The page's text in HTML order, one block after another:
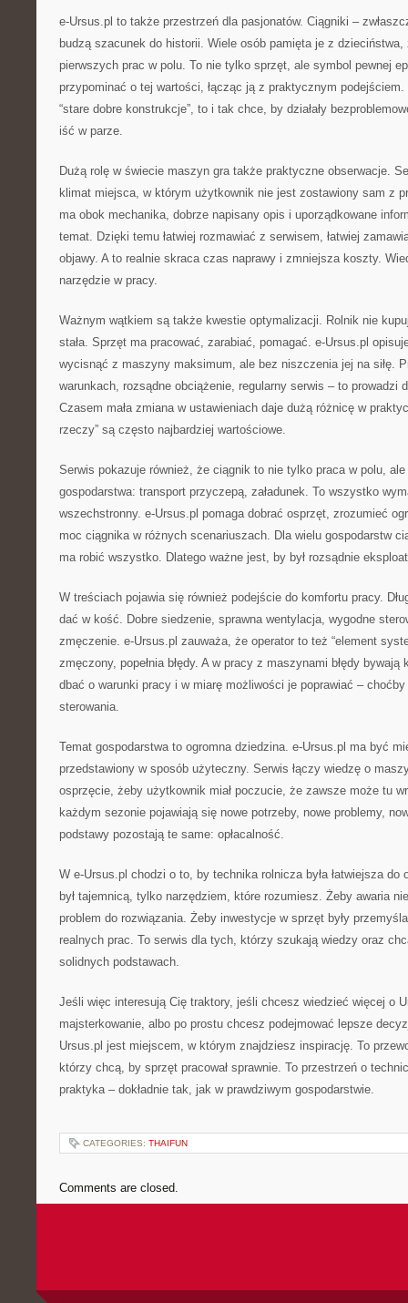
e-Ursus.pl to także przestrzeń dla pasjonatów. Ciągniki –
budzą szacunek do historii. Wiele osób pamięta je z
pierwszych prac w polu. To nie tylko sprzęt, ale symbol pewnej
przypominać o tej wartości, łącząc ją z praktycznym
“stare dobre konstrukcje”, to i tak chce, by działały
iść w parze.
Dużą rolę w świecie maszyn gra także praktyczne obserwacje.
klimat miejsca, w którym użytkownik nie jest zostawiony sam z
ma obok mechanika, dobrze napisany opis i uporządkowane
temat. Dzięki temu łatwiej rozmawiać z serwisem, łatwiej
objawy. A to realnie skraca czas naprawy i zmniejsza koszty.
narzędzie w pracy.
Ważnym wątkiem są także kwestie optymalizacji. Rolnik nie
stała. Sprzęt ma pracować, zarabiać, pomagać. e-Ursus.pl
wycisnąć z maszyny maksimum, ale bez niszczenia jej na siłę.
warunkach, rozsądne obciążenie, regularny serwis – to prowadzi
Czasem mała zmiana w ustawieniach daje dużą różnicę w
rzeczy” są często najbardziej wartościowe.
Serwis pokazuje również, że ciągnik to nie tylko praca w polu, ale
gospodarstwa: transport przyczepą, załadunek. To wszystko
wszechstronny. e-Ursus.pl pomaga dobrać osprzęt, zrozumieć
moc ciągnika w różnych scenariuszach. Dla wielu gospodarstw
ma robić wszystko. Dlatego ważne jest, by był rozsądnie
W treściach pojawia się również podejście do komfortu pracy.
dać w kość. Dobre siedzenie, sprawna wentylacja, wygodne
zmęczenie. e-Ursus.pl zauważa, że operator to też “element
zmęczony, popełnia błędy. A w pracy z maszynami błędy
dbać o warunki pracy i w miarę możliwości je poprawiać –
sterowania.
Temat gospodarstwa to ogromna dziedzina. e-Ursus.pl ma być
przedstawiony w sposób użyteczny. Serwis łączy wiedzę o
osprzęcie, żeby użytkownik miał poczucie, że zawsze może tu
każdym sezonie pojawiają się nowe potrzeby, nowe problemy,
podstawy pozostają te same: opłacalność.
W e-Ursus.pl chodzi o to, by technika rolnicza była łatwiejsza do
był tajemnicą, tylko narzędziem, które rozumiesz. Żeby awaria
problem do rozwiązania. Żeby inwestycje w sprzęt były
realnych prac. To serwis dla tych, którzy szukają wiedzy oraz
solidnych podstawach.
Jeśli więc interesują Cię traktory, jeśli chcesz wiedzieć więcej o
majsterkowanie, albo po prostu chcesz podejmować lepsze
Ursus.pl jest miejscem, w którym znajdziesz inspirację. To
którzy chcą, by sprzęt pracował sprawnie. To przestrzeń o
praktyka – dokładnie tak, jak w prawdziwym gospodarstwie.
CATEGORIES: THAIFUN
Comments are closed.